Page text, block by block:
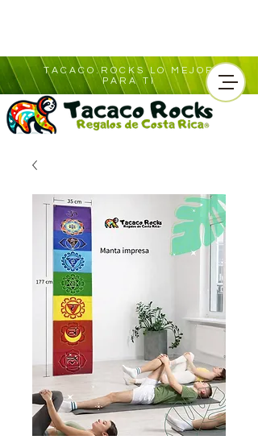
TACACO.ROCKS LO MEJOR
PARA TI